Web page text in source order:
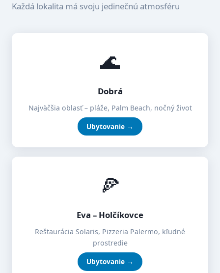
Každá lokalita má svoju jedinečnú atmosféru
🌊
Dobrá
Najväčšia oblasť – pláže, Palm Beach, nočný život
Ubytovanie →
🍕
Eva – Holčíkovce
Reštaurácia Solaris, Pizzeria Palermo, kľudné
prostredie
Ubytovanie →